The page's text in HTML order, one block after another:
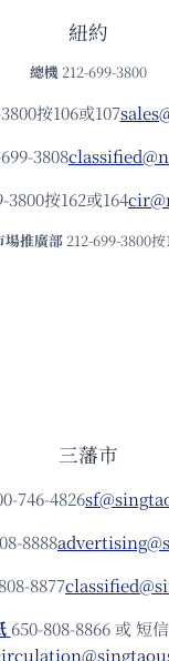
紐約
總機 212-699-3800
按106或107
3808
3800按162或164
場推廣部 212-699-3800按
三藩市
746-4826
8888
8877
650-808-8866 或 短